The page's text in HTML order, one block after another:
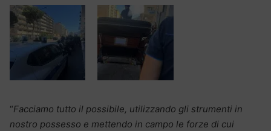
“Facciamo tutto il possibile, utilizzando gli strumenti in
nostro possesso e mettendo in campo le forze di cui